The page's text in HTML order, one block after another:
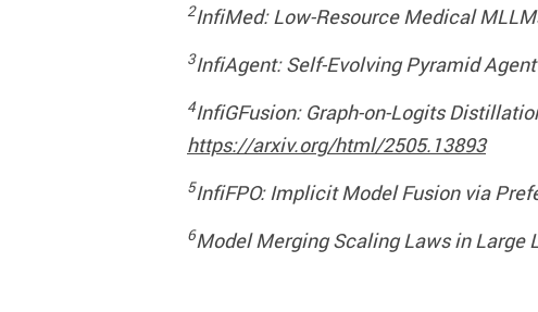
2InfiMed: Low-Resource Medical
3InfiAgent: Self-Evolving Pyramid
4InfiGFusion: Graph-on-Logits
https://arxiv.org/html/2505.13893
5InfiFPO: Implicit Model Fusion via
6Model Merging Scaling Laws in Large